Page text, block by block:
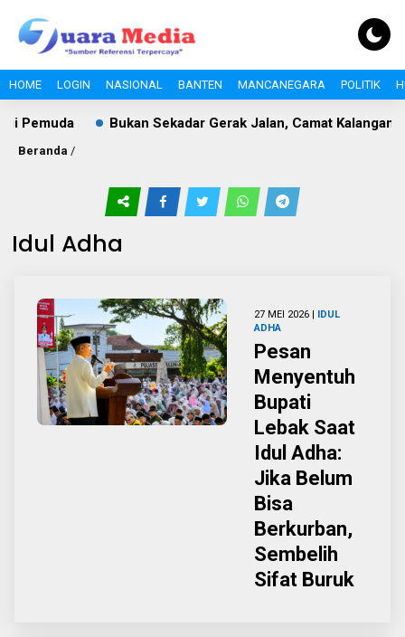
HOME LOGIN NASIONAL BANTEN MANCANEGARA POLITIK
Bukan Sekadar Gerak Jalan, Camat
Beranda /
Idul Adha
27 MEI 2026 | IDUL
ADHA
Pesan
Menyentuh
Bupati
Lebak Saat
Idul Adha:
Jika Belum
Bisa
Berkurban,
Sembelih
Sifat Buruk